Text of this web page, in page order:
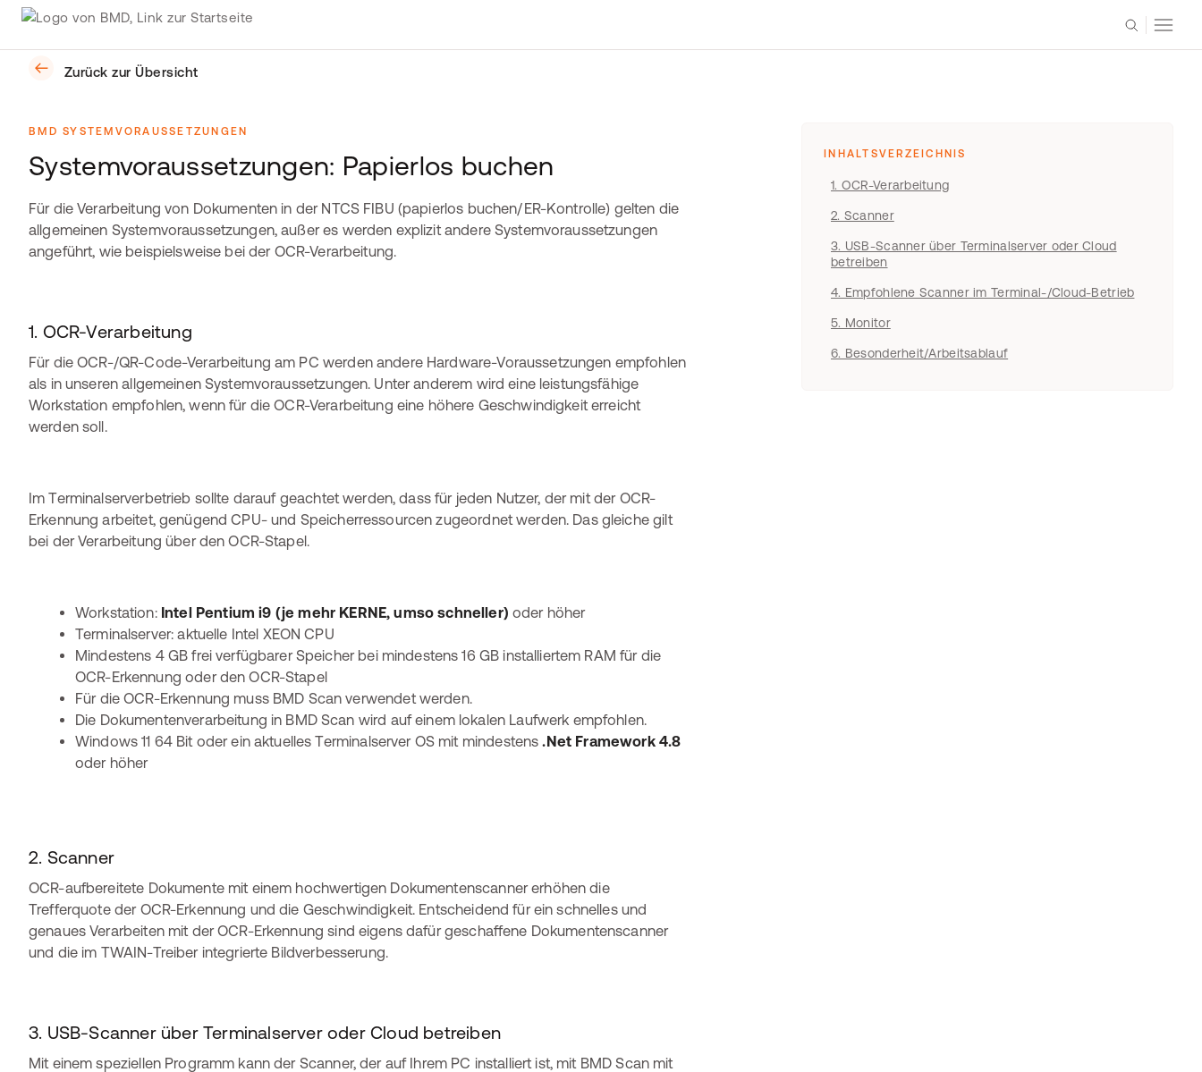
Zurück zur Übersicht
BMD SYSTEMVORAUSSETZUNGEN
Systemvoraussetzungen: Papierlos buchen
Für die Verarbeitung von Dokumenten in der NTCS FIBU (papierlos buchen/ER-Kontrolle) gelten die
allgemeinen Systemvoraussetzungen, außer es werden explizit andere Systemvoraussetzungen
angeführt, wie beispielsweise bei der OCR-Verarbeitung.
1. OCR-Verarbeitung
Für die OCR-/QR-Code-Verarbeitung am PC werden andere Hardware-Voraussetzungen empfohlen
als in unseren allgemeinen Systemvoraussetzungen. Unter anderem wird eine leistungsfähige
Workstation empfohlen, wenn für die OCR-Verarbeitung eine höhere Geschwindigkeit erreicht
werden soll.
Im Terminalserverbetrieb sollte darauf geachtet werden, dass für jeden Nutzer, der mit der OCR-
Erkennung arbeitet, genügend CPU- und Speicherressourcen zugeordnet werden. Das gleiche gilt
bei der Verarbeitung über den OCR-Stapel.
Workstation: Intel Pentium i9 (je mehr KERNE, umso schneller) oder höher
Terminalserver: aktuelle Intel XEON CPU
Mindestens 4 GB frei verfügbarer Speicher bei mindestens 16 GB installiertem RAM für die
OCR-Erkennung oder den OCR-Stapel
Für die OCR-Erkennung muss BMD Scan verwendet werden.
Die Dokumentenverarbeitung in BMD Scan wird auf einem lokalen Laufwerk empfohlen.
Windows 11 64 Bit oder ein aktuelles Terminalserver OS mit mindestens.Net Framework 4.8
oder höher
2. Scanner
OCR-aufbereitete Dokumente mit einem hochwertigen Dokumentenscanner erhöhen die
Trefferquote der OCR-Erkennung und die Geschwindigkeit. Entscheidend für ein schnelles und
genaues Verarbeiten mit der OCR-Erkennung sind eigens dafür geschaffene Dokumentenscanner
und die im TWAIN-Treiber integrierte Bildverbesserung.
3. USB-Scanner über Terminalserver oder Cloud betreiben
Mit einem speziellen Programm kann der Scanner, der auf Ihrem PC installiert ist, mit BMD Scan mit
INHALTSVERZEICHNIS
1. OCR-Verarbeitung
2. Scanner
3. USB-Scanner über Terminalserver oder Cloud
betreiben
4. Empfohlene Scanner im Terminal-/Cloud-Betrieb
5. Monitor
6. Besonderheit/Arbeitsablauf